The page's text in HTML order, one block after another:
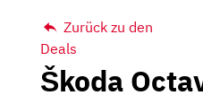
Zurück zu den
Deals
Škoda